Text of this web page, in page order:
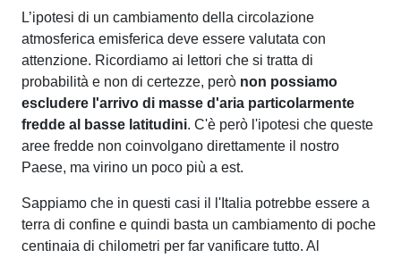
L’ipotesi di un cambiamento della circolazione
atmosferica emisferica deve essere valutata con
attenzione. Ricordiamo ai lettori che si tratta di
probabilità e non di certezze, però non possiamo
escludere l'arrivo di masse d'aria particolarmente
fredde al basse latitudini. C'è però l'ipotesi che queste
aree fredde non coinvolgano direttamente il nostro
Paese, ma virino un poco più a est.
Sappiamo che in questi casi il l'Italia potrebbe essere a
terra di confine e quindi basta un cambiamento di poche
centinaia di chilometri per far vanificare tutto. Al